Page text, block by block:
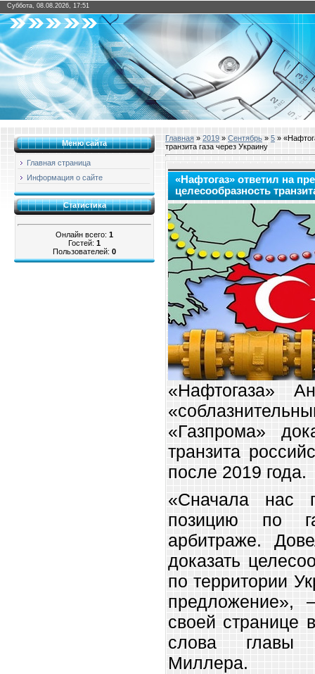
Суббота, 08.08.2026, 17:51
Меню сайта
Главная страница
Информация о сайте
Статистика
Онлайн всего: 1
Гостей: 1
Пользователей: 0
Главная » 2019 » Сентябрь » 5 »
транзита газа через Украину
«Нафтогаз» ответил на
целесообразность
«Нафтогаза»
«Газпрома»
транзита
после 2019 года.
«Сначала нас
позицию по
арбитраже.
доказать
по территории
предложение»,
своей странице
слова главы
Миллера.